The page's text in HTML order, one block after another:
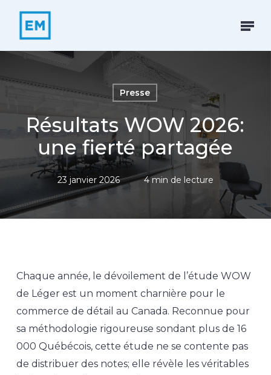
Skip
main
Menu
Presse
Résultats WOW 2026:
une fierté partagée
23 janvier 2026 4 min de lecture
Chaque année, le dévoilement de l’étude WOW
de Léger est un moment charnière pour le
commerce de détail au Canada. Reconnue pour
sa méthodologie rigoureuse sondant plus de 16
000 Québécois, cette étude ne se contente pas
de distribuer des notes; elle révèle les véritables